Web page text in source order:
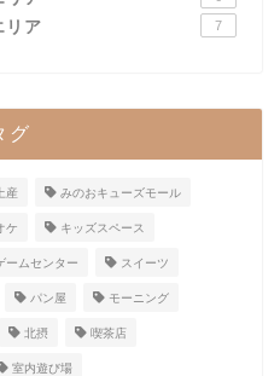
リア 7
グ
産 みのおキューズモール
ケ キッズスペース
ームセンター スイーツ
パン屋 モーニング
北摂 喫茶店
室内遊び場